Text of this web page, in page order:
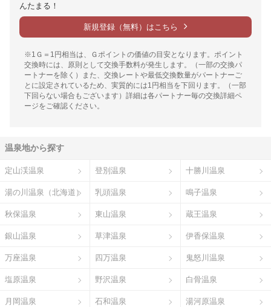
んたまる！
新規登録（無料）はこちら
※1Ｇ＝1円相当は、Ｇポイントの価値の目安となります。ポイント
交換時には、原則として交換手数料が発生します。（一部の交換パ
ートナーを除く）また、交換レートや最低交換数量がパートナーご
とに設定されているため、実質的には1円相当を下回ります。（一部
下回らない場合もございます）詳細は各パートナー毎の交換詳細ペ
ージをご確認ください。
温泉地から探す
定山渓温泉 登別温泉 十勝川温泉
湯の川温泉（北海道） 乳頭温泉 鳴子温泉
秋保温泉 東山温泉 蔵王温泉
銀山温泉 草津温泉 伊香保温泉
万座温泉 四万温泉 鬼怒川温泉
塩原温泉 野沢温泉 白骨温泉
月岡温泉 石和温泉 湯河原温泉